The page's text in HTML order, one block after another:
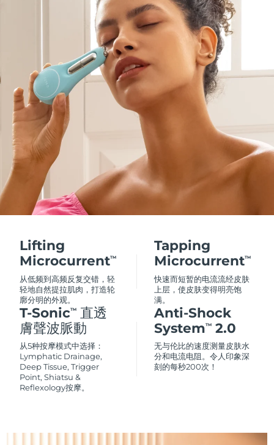
Lifting
MicrocurrentTM
从低频到高频反复交错，轻
轻地自然提拉肌肉，打造轮
廓分明的外观。
Tapping
MicrocurrentTM
快速而短暂的电流流经皮肤
上层，使皮肤变得明亮饱
满。
T-SonicTM
直透
膚聲波脈動
从5种按摩模式中选择：
Lymphatic Drainage,
Deep Tissue, Trigger
Point, Shiatsu &
Reflexology按摩。
Anti-Shock
SystemTM 2.0
无与伦比的速度测量皮肤水
分和电流电阻。令人印象深
刻的每秒200次！